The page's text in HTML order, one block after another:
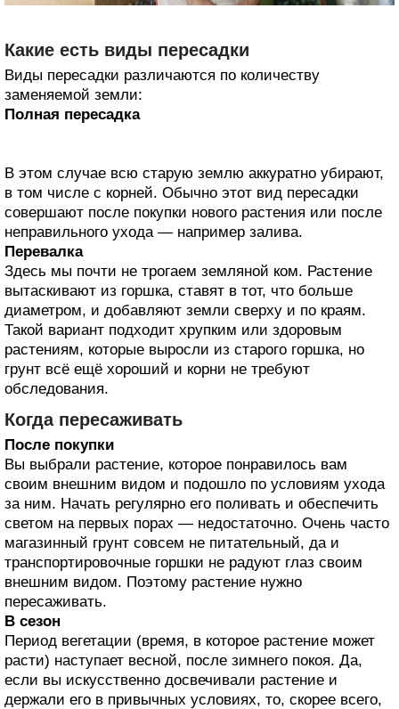
Какие есть виды пересадки
Виды пересадки различаются по количеству
заменяемой земли:
Полная пересадка
В этом случае всю старую землю аккуратно убирают,
в том числе с корней. Обычно этот вид пересадки
совершают после покупки нового растения или после
неправильного ухода — например залива.
Перевалка
Здесь мы почти не трогаем земляной ком. Растение
вытаскивают из горшка, ставят в тот, что больше
диаметром, и добавляют земли сверху и по краям.
Такой вариант подходит хрупким или здоровым
растениям, которые выросли из старого горшка, но
грунт всё ещё хороший и корни не требуют
обследования.
Когда пересаживать
После покупки
Вы выбрали растение, которое понравилось вам
своим внешним видом и подошло по условиям ухода
за ним. Начать регулярно его поливать и обеспечить
светом на первых порах — недостаточно. Очень часто
магазинный грунт совсем не питательный, да и
транспортировочные горшки не радуют глаз своим
внешним видом. Поэтому растение нужно
пересаживать.
В сезон
Период вегетации (время, в которое растение может
расти) наступает весной, после зимнего покоя. Да,
если вы искусственно досвечивали растение и
держали его в привычных условиях, то, скорее всего,